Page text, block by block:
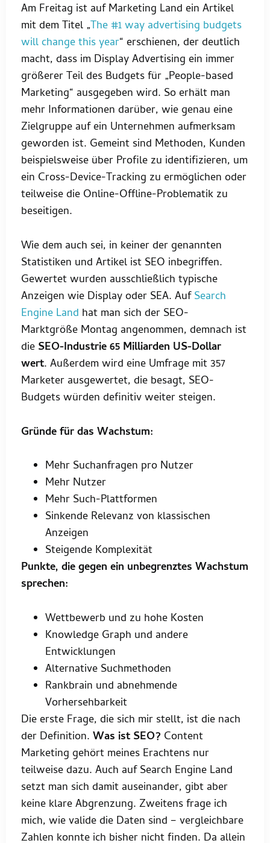
Am Freitag ist auf Marketing Land ein Artikel
mit dem Titel „The #1 way advertising budgets
will change this year“ erschienen, der deutlich
macht, dass im Display Advertising ein immer
größerer Teil des Budgets für „People-based
Marketing“ ausgegeben wird. So erhält man
mehr Informationen darüber, wie genau eine
Zielgruppe auf ein Unternehmen aufmerksam
geworden ist. Gemeint sind Methoden, Kunden
beispielsweise über Profile zu identifizieren, um
ein Cross-Device-Tracking zu ermöglichen oder
teilweise die Online-Offline-Problematik zu
beseitigen.
Wie dem auch sei, in keiner der genannten
Statistiken und Artikel ist SEO inbegriffen.
Gewertet wurden ausschließlich typische
Anzeigen wie Display oder SEA. AufSearch
Engine Land hat man sich der SEO-
Marktgröße Montag angenommen, demnach ist
die SEO-Industrie 65 Milliarden US-Dollar
wert. Außerdem wird eine Umfrage mit 357
Marketer ausgewertet, die besagt, SEO-
Budgets würden definitiv weiter steigen.
Gründe für das Wachstum:
Mehr Suchanfragen pro Nutzer
Mehr Nutzer
Mehr Such-Plattformen
Sinkende Relevanz von klassischen
Anzeigen
Steigende Komplexität
Punkte, die gegen ein unbegrenztes Wachstum
sprechen:
Wettbewerb und zu hohe Kosten
Knowledge Graph und andere
Entwicklungen
Alternative Suchmethoden
Rankbrain und abnehmende
Vorhersehbarkeit
Die erste Frage, die sich mir stellt, ist die nach
der Definition. Was ist SEO? Content
Marketing gehört meines Erachtens nur
teilweise dazu. Auch auf Search Engine Land
setzt man sich damit auseinander, gibt aber
keine klare Abgrenzung. Zweitens frage ich
mich, wie valide die Daten sind – vergleichbare
Zahlen konnte ich bisher nicht finden. Da allein